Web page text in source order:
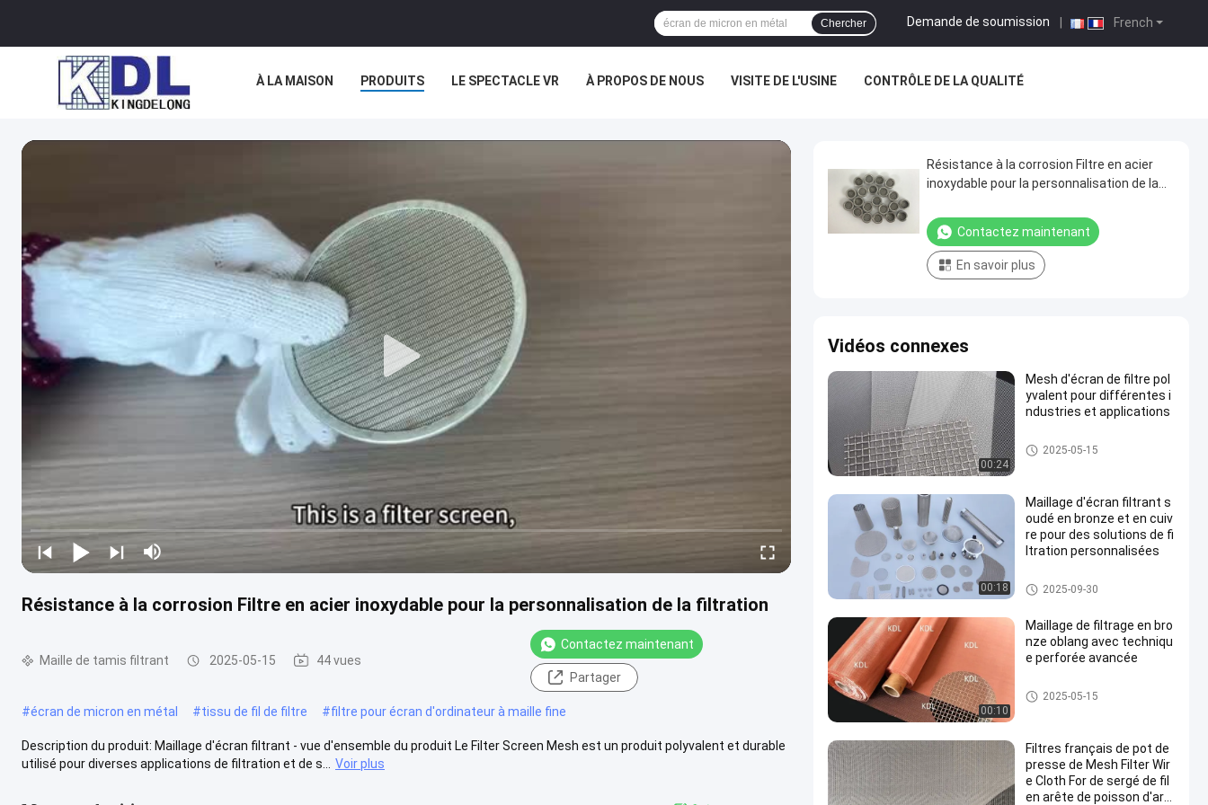
French
Demande de soumission
Chercher
À LA MAISON PRODUITS LE SPECTACLE VR À PROPOS DE NOUS VISITE DE L'USINE CONTRÔLE DE LA QUALITÉ
Résistance à la corrosion Filtre en acier inoxydable pour la personnalisation de la filtration
Maille de tamis filtrant 2025-05-15 44 vues
Contactez maintenant
Partager
#écran de micron en métal #tissu de fil de filtre #filtre pour écran d'ordinateur à maille fine
Description du produit: Maillage d'écran filtrant - vue d'ensemble du produit Le Filter Screen Mesh est un produit polyvalent et durable
utilisé pour diverses applications de filtration et de s...
Voir plus
Résistance à la corrosion Filtre en acier
inoxydable pour la personnalisation de la
Contactez maintenant
En savoir plus
Vidéos connexes
00:24
Mesh d'écran de filtre pol
yvalent pour différentes i
ndustries et applications
Maille de tamis filtrant
2025-05-15
00:18
Maillage d'écran filtrant s
oudé en bronze et en cuiv
re pour des solutions de fi
ltration personnalisées
Maille de tamis filtrant
2025-09-30
00:10
Maillage de filtrage en bro
nze oblang avec techniqu
e perforée avancée
Maille de tamis filtrant
2025-05-15
Filtres français de pot de
presse de Mesh Filter Wir
e Cloth For de sergé de fil
en arête de poisson d'ar